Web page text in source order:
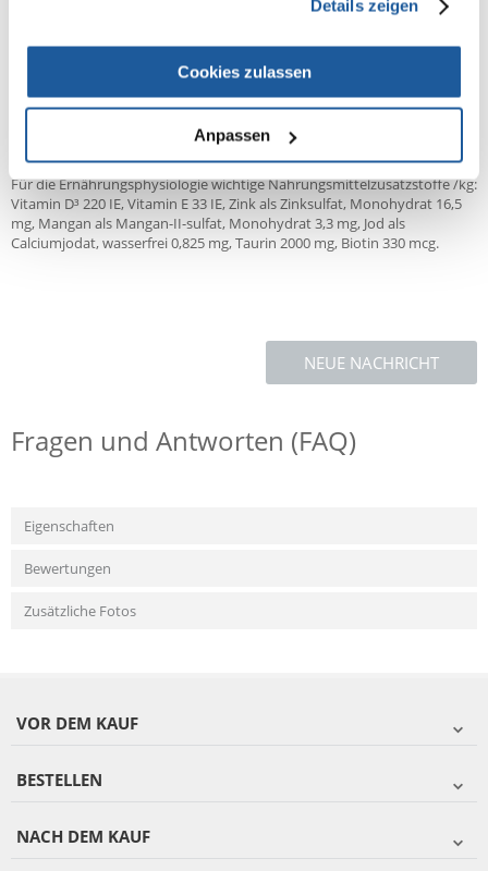
Details zeigen
Cookies zulassen
Anpassen
Zusammensetzung: 70% Kalb (bestehend aus ca. 2/3 Fleisch und
Distelöl.
2,4%, Rohfaser 0,5%, Feuchtigkeit 78%.
Ausgeglichenes Verhältnis von Kalzium/Phosphor 1,16/1 (0,29%/0,25%).
Für die Ernährungsphysiologie wichtige Nahrungsmittelzusatzstoffe /kg:
Vitamin D³ 220 IE, Vitamin E 33 IE, Zink als Zinksulfat, Monohydrat 16,5
mg, Mangan als Mangan-II-sulfat, Monohydrat 3,3 mg, Jod als
Calciumjodat, wasserfrei 0,825 mg, Taurin 2000 mg, Biotin 330 mcg.
NEUE NACHRICHT
Fragen und Antworten (FAQ)
Eigenschaften
Bewertungen
Zusätzliche Fotos
VOR DEM KAUF
BESTELLEN
NACH DEM KAUF